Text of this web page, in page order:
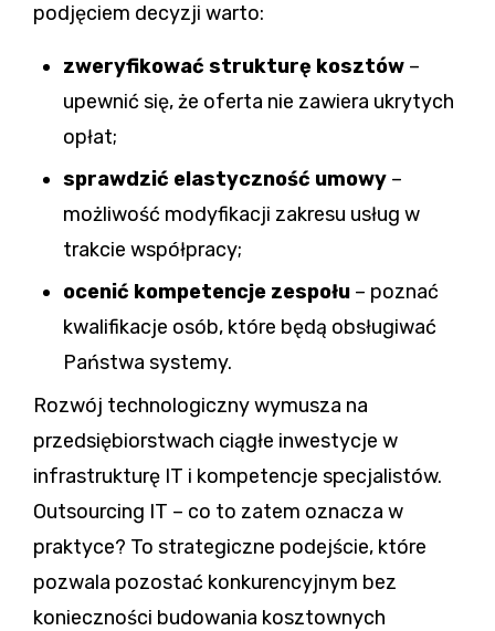
podjęciem decyzji warto:
zweryfikować strukturę kosztów –
upewnić się, że oferta nie zawiera ukrytych
opłat;
sprawdzić elastyczność umowy –
możliwość modyfikacji zakresu usług w
trakcie współpracy;
ocenić kompetencje zespołu – poznać
kwalifikacje osób, które będą obsługiwać
Państwa systemy.
Rozwój technologiczny wymusza na
przedsiębiorstwach ciągłe inwestycje w
infrastrukturę IT i kompetencje specjalistów.
Outsourcing IT – co to zatem oznacza w
praktyce? To strategiczne podejście, które
pozwala pozostać konkurencyjnym bez
konieczności budowania kosztownych